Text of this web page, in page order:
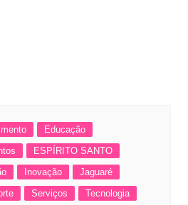
Educação
ESPÍRITO SANTO
Inovação
Jaguaré
Serviços
Tecnologia